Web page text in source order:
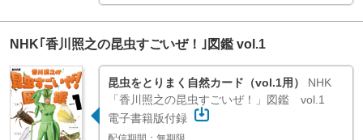
NHK｢香川照之の昆虫すごいぜ！｣図鑑 vol.1
昆虫をとりまく自然カード（vol.1用） NHK
「香川照之の昆虫すごいぜ！」図鑑 vol.1
電子書籍版付録